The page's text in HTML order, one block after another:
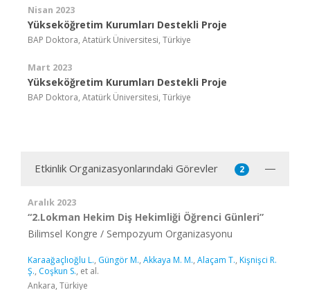
Nisan 2023
Yükseköğretim Kurumları Destekli Proje
BAP Doktora, Atatürk Üniversitesi, Türkiye
Mart 2023
Yükseköğretim Kurumları Destekli Proje
BAP Doktora, Atatürk Üniversitesi, Türkiye
Etkinlik Organizasyonlarındaki Görevler 2
Aralık 2023
“2.Lokman Hekim Diş Hekimliği Öğrenci Günleri”
Bilimsel Kongre / Sempozyum Organizasyonu
Karaağaçlıoğlu L., Güngör M., Akkaya M. M., Alaçam T., Kişnişci R.
Ş., Coşkun S., et al.
Ankara, Türkiye